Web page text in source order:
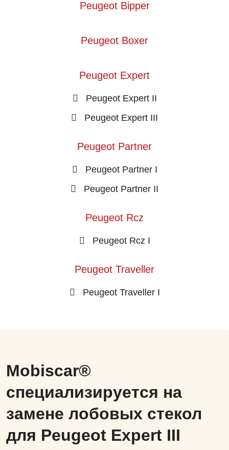
Peugeot Bipper
Peugeot Boxer
Peugeot Expert
Peugeot Expert II
Peugeot Expert III
Peugeot Partner
Peugeot Partner I
Peugeot Partner II
Peugeot Rcz
Peugeot Rcz I
Peugeot Traveller
Peugeot Traveller I
Mobiscar®
специализируется на
замене лобовых стекол
для Peugeot Expert III